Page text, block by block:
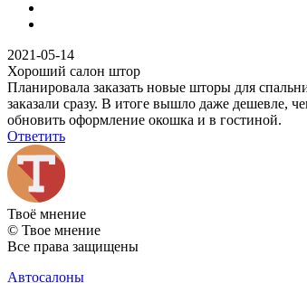
2021-05-14
Хороший салон штор
Планировала заказать новые шторы для
заказали сразу. В итоге вышло даже дешевле,
обновить оформление окошка и в гостиной.
Ответить
Твоё мнение
© Твое мнение
Все права защищены
Автосалоны